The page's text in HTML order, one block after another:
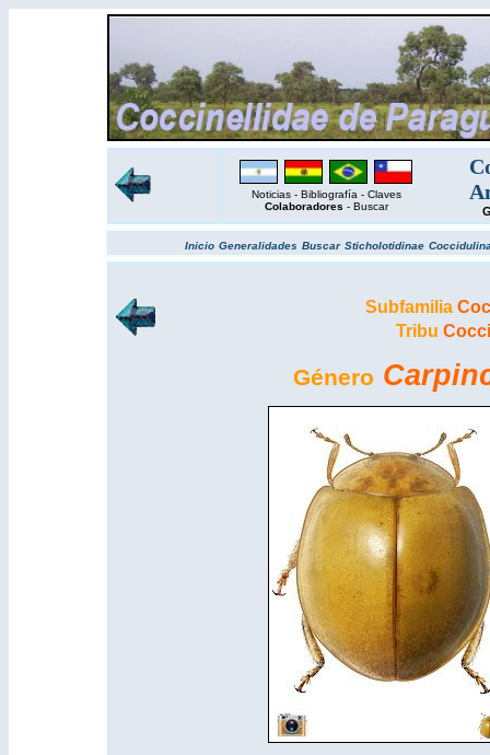
Noticias - Bibliografía - Claves
Colaboradores - Buscar
Inicio Generalidades Buscar Sticholotidinae
Subfamilia
Tribu
Género